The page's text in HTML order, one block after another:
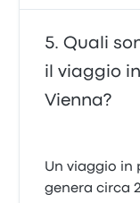
Quali
il viaggio
Vienna?
Un viaggio in
genera circa